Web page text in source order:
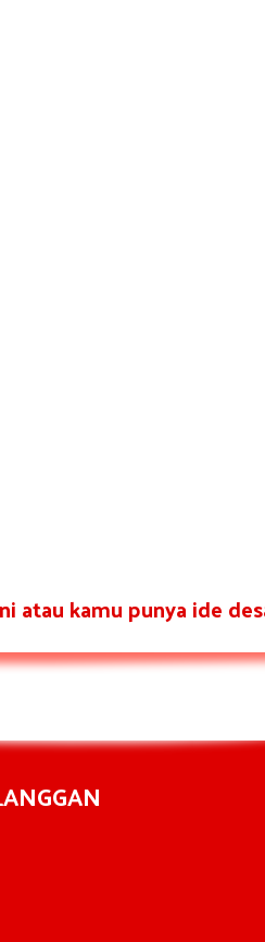
atau kamu punya ide